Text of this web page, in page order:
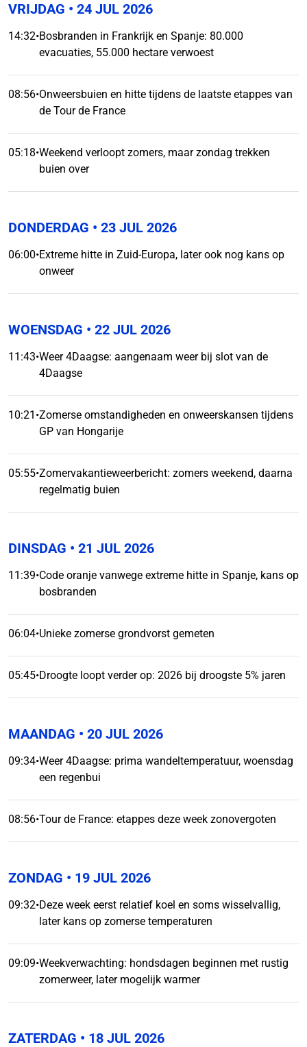
VRIJDAG • 24 JUL 2026
14:32•Bosbranden in Frankrijk en Spanje: 80.000
evacuaties, 55.000 hectare verwoest
08:56•Onweersbuien en hitte tijdens de laatste etappes van
de Tour de France
05:18•Weekend verloopt zomers, maar zondag trekken
buien over
DONDERDAG • 23 JUL 2026
06:00•Extreme hitte in Zuid-Europa, later ook nog kans op
onweer
WOENSDAG • 22 JUL 2026
11:43•Weer 4Daagse: aangenaam weer bij slot van de
4Daagse
10:21 •Zomerse omstandigheden en onweerskansen tijdens
GP van Hongarije
05:55•Zomervakantieweerbericht: zomers weekend, daarna
regelmatig buien
DINSDAG • 21 JUL 2026
11:39•Code oranje vanwege extreme hitte in Spanje, kans op
bosbranden
06:04•Unieke zomerse grondvorst gemeten
05:45•Droogte loopt verder op: 2026 bij droogste 5% jaren
MAANDAG • 20 JUL 2026
09:34•Weer 4Daagse: prima wandeltemperatuur, woensdag
een regenbui
08:56•Tour de France: etappes deze week zonovergoten
ZONDAG • 19 JUL 2026
09:32•Deze week eerst relatief koel en soms wisselvallig,
later kans op zomerse temperaturen
09:09•Weekverwachting: hondsdagen beginnen met rustig
zomerweer, later mogelijk warmer
ZATERDAG • 18 JUL 2026